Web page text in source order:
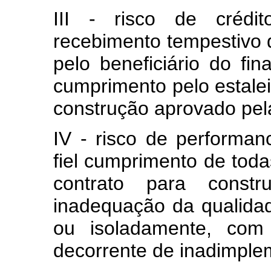
III - risco de
recebimento
pelo beneficiário do
cumprimento pelo
construção aprovado
IV - risco de
fiel cumprimento de
contrato para
inadequação da
ou isoladamente,
decorrente de